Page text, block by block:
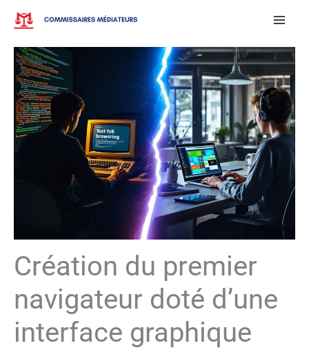
Aller
contenu
Création du premier
navigateur doté d’une
interface graphique